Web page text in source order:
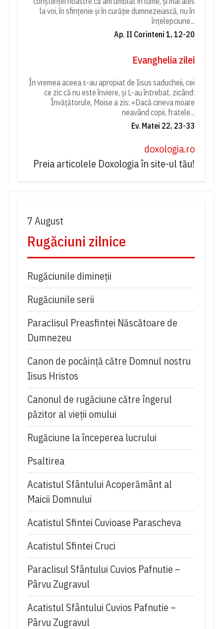
la voi, în sfințenie și în curăție dumnezeiască, nu în
înțelepciune...
Ap. II Corinteni 1, 12-20
Evanghelia zilei
În vremea aceea s-au apropiat de Iisus saducheii, cei
ce zic că nu este înviere, și L-au întrebat, zicând:
Învățătorule, Moise a zis: «Dacă cineva moare
neavând copii, fratele...
Ev. Matei 22, 23-33
doxologia.ro
Preia articolele Doxologia în site-ul tău!
7 August
Rugăciuni zilnice
Rugăciunile dimineții
Rugăciunile serii
Paraclisul Preasfintei Născătoare de
Dumnezeu
Canon de pocăință către Domnul nostru
Iisus Hristos
Canonul de rugăciune către îngerul
păzitor al vieții omului
Rugăciune la începerea lucrului
Psaltirea
Acatistul Sfântului Acoperământ al
Maicii Domnului
Acatistul Sfintei Cuvioase Parascheva
Acatistul Sfintei Cruci
Paraclisul Sfântului Cuvios Pafnutie –
Pârvu Zugravul
Acatistul Sfântului Cuvios Pafnutie –
Pârvu Zugravul